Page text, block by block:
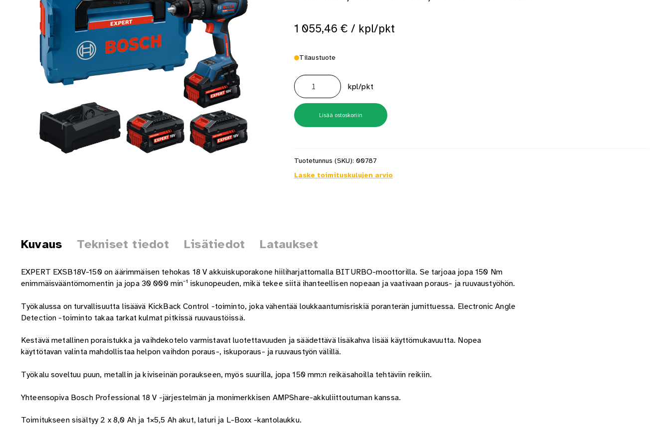
Toimitustavat- ja kulut Tummuneet tai kuivat lauteet? Näin saat saunan puupinnat taas siisteiksi Usein kysytyt kysymykset (FAQ)
1 055,46 € / kpl/pkt
Tilaustuote
Iskuporakone
Expert
Exsb18v-
150
2xex8,Ah
1xex5,5ah
L-
Boxx
määrä
kpl/pkt
Lisää ostoskoriin
Tuotetunnus (SKU): 00787
Laske toimituskulujen arvio
Kuvaus Tekniset tiedot Lisätiedot Lataukset
EXPERT EXSB18V-150 on äärimmäisen tehokas 18 V akkuiskuporakone hiiliharjattomalla BITURBO-moottorilla. Se tarjoaa jopa 150 Nm
enimmäisvääntömomentin ja jopa 30 000 min⁻¹ iskunopeuden, mikä tekee siitä ihanteellisen nopeaan ja vaativaan poraus- ja ruuvaustyöhön.
Työkalussa on turvallisuutta lisäävä KickBack Control -toiminto, joka vähentää loukkaantumisriskiä poranterän jumittuessa. Electronic Angle
Detection -toiminto takaa tarkat kulmat pitkissä ruuvaustöissä.
Kestävä metallinen poraistukka ja vaihdekotelo varmistavat luotettavuuden ja säädettävä lisäkahva lisää käyttömukavuutta. Nopea
käyttötavan valinta mahdollistaa helpon vaihdon poraus-, iskuporaus- ja ruuvaustyön välillä.
Työkalu soveltuu puun, metallin ja kiviseinän poraukseen, myös suurilla, jopa 150 mm:n reikäsahoilla tehtäviin reikiin.
Yhteensopiva Bosch Professional 18 V -järjestelmän ja monimerkkisen AMPShare-akkuliittoutuman kanssa.
Toimitukseen sisältyy 2 x 8,0 Ah ja 1×5,5 Ah akut, laturi ja L-Boxx -kantolaukku.